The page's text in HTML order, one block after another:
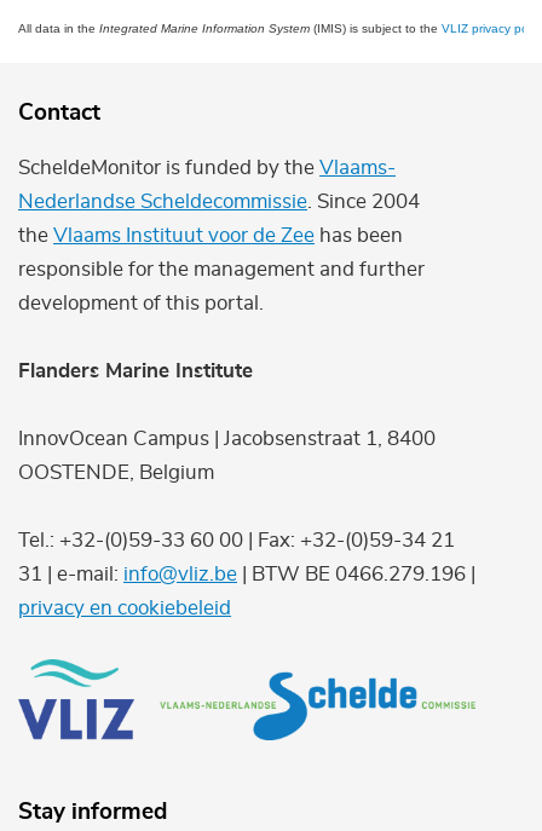
All data in the Integrated Marine Information System (IMIS) is subject to the VLIZ privacy
Contact
ScheldeMonitor is funded by the Vlaams-
Nederlandse Scheldecommissie . Since 2004
the Vlaams Instituut voor de Zee has been
responsible for the management and further
development of this portal.
Flanders Marine Institute
InnovOcean Campus | Jacobsenstraat 1, 8400
OOSTENDE, Belgium
Tel.: +32-(0)59-33 60 00 | Fax: +32-(0)59-34 21
31 | e-mail: info@vliz.be | BTW BE 0466.279.196 |
privacy en cookiebeleid
Stay informed